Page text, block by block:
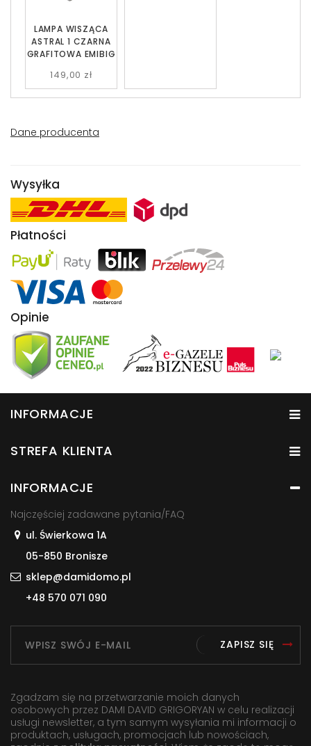
LAMPA WISZĄCA
ASTRAL 1 CZARNA
GRAFITOWA EMIBIG
149,00 zł
Dane producenta
Wysyłka
Płatności
Opinie
INFORMACJE
STREFA KLIENTA
INFORMACJE
Najczęściej zadawane pytania/FAQ
ul. Świerkowa 1A
05-850 Bronisze
sklep@damidomo.pl
+48 570 071 090
ZAPISZ SIĘ
Zgadzam się na przetwarzanie moich danych
osobowych przez DAMI DAVID GRIGORYAN w celu realizacji
usługi newsletter, a tym samym wysyłania mi informacji o
produktach, usługach, promocjach lub nowościach,